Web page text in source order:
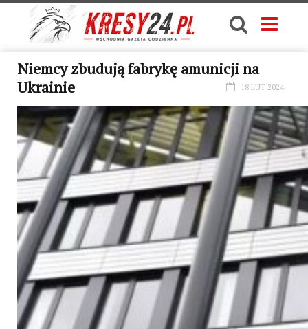
Niemcy zbudują fabrykę amunicji na
Ukrainie
18 LUT 2024